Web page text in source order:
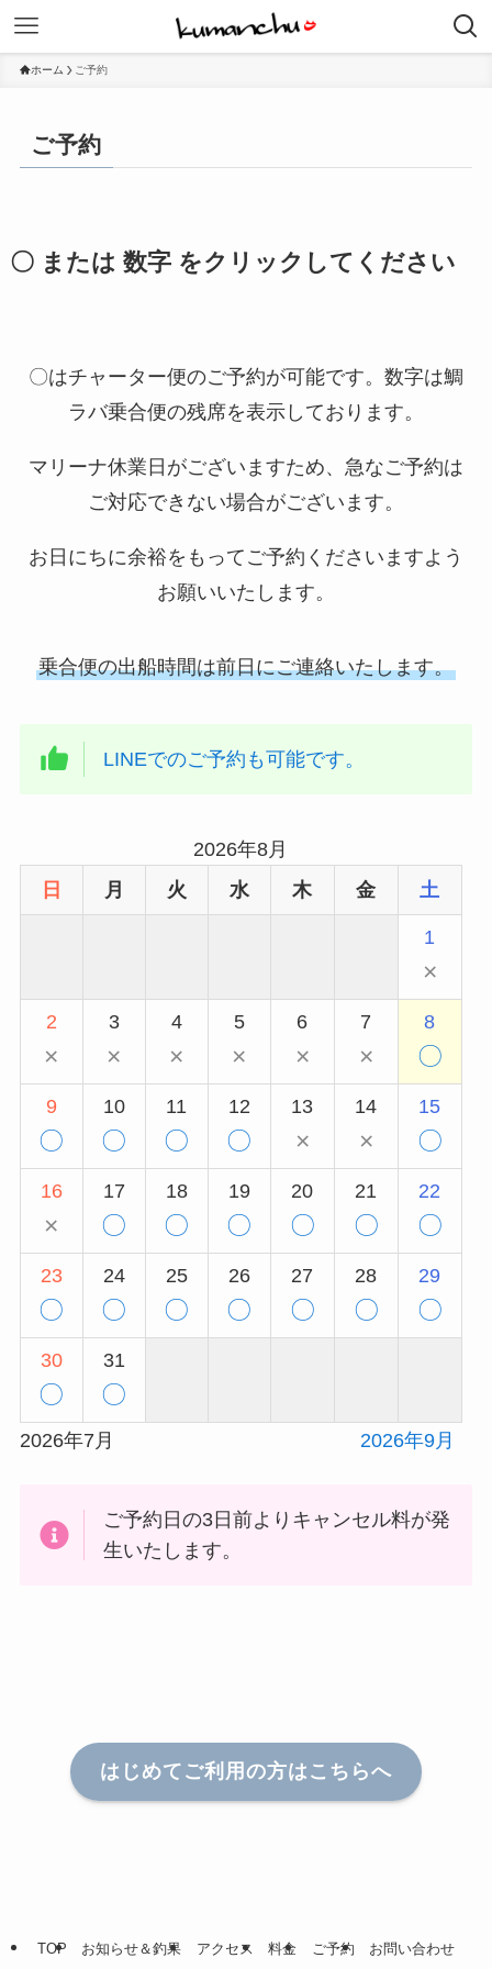
ホーム ご予約
ご予約
〇 または 数字 をクリックしてください
〇はチャーター便のご予約が可能です。数字は鯛
ラバ乗合便の残席を表示しております。
マリーナ休業日がございますため、急なご予約は
ご対応できない場合がございます。
お日にちに余裕をもってご予約くださいますよう
お願いいたします。
乗合便の出船時間は前日にご連絡いたします。
LINEでのご予約も可能です。
2026年8月
日
月 火 水 木 金 土
1
×
2
×
3
×
4
×
5
×
6
×
7
×
8
〇
9
〇
10
〇
11
〇
12
〇
13
×
14
×
15
〇
16
×
17
〇
18
〇
19
〇
20
〇
21
〇
22
〇
23
〇
24
〇
25
〇
26
〇
27
〇
28
〇
29
〇
30
〇
31
〇
2026年7月 2026年9月
ご予約日の3日前よりキャンセル料が発
生いたします。
はじめてご利用の方はこちらへ
TOP お知らせ＆釣果 アクセス 料金 ご予約 お問い合わせ